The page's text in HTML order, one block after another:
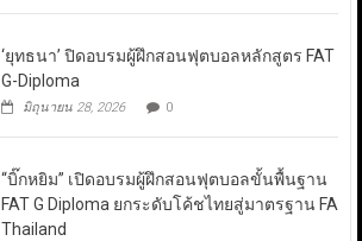
‘ยุทธนา’ ปิดอบรมผู้ฝึกสอนฟุตบอลหลักสูตร FAT
G-Diploma
มิถุนายน 28, 2026 0
“บิ๊กหยิม” เปิดอบรมผู้ฝึกสอนฟุตบอลขั้นพื้นฐาน
FAT G Diploma ยกระดับโค้ชไทยสู่มาตรฐาน FA
Thailand